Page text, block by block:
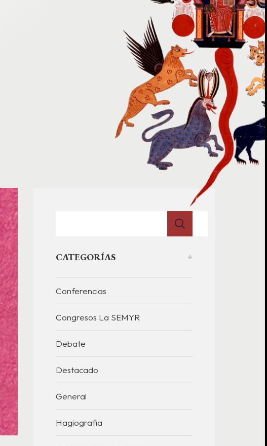
CATEGORÍAS
Conferencias
Congresos La SEMYR
Debate
Destacado
General
Hagiografia